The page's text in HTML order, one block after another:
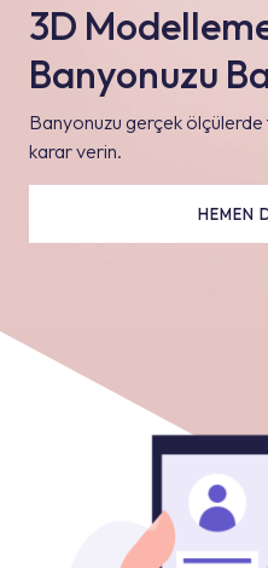
3D
Banyonuzu
Banyonuzu gerçek
karar verin.
HEMEN